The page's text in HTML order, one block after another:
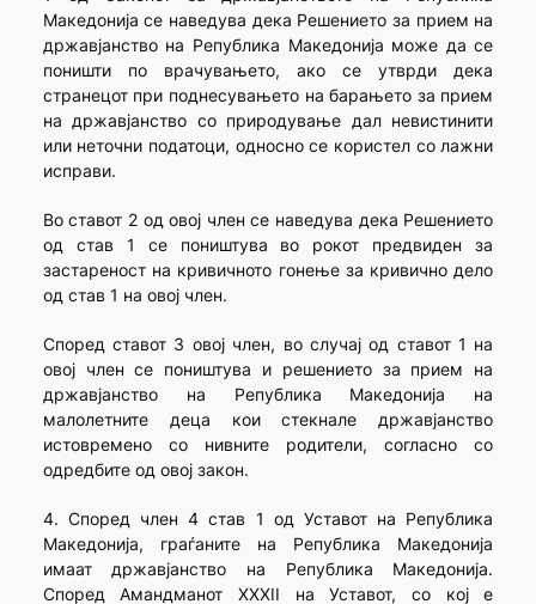
Македонија се наведува дека Решението за прием на
државјанство на Република Македонија може да се
поништи по врачувањето, ако се утврди дека
странецот при поднесувањето на барањето за прием
на државјанство со природување дал невистинити
или неточни податоци, односно се користел со лажни
исправи.
Во ставот 2 од овој член се наведува дека Решението
од став 1 се поништува во рокот предвиден за
застареност на кривичното гонење за кривично дело
од став 1 на овој член.
Според ставот 3 овој член, во случај од ставот 1 на
овој член се поништува и решението за прием на
државјанство на Република Македонија на
малолетните деца кои стекнале државјанство
истовремено со нивните родители, согласно со
одредбите од овој закон.
4. Според член 4 став 1 од Уставот на Република
Македонија, граѓаните на Република Македонија
имаат државјанство на Република Македонија.
Според Амандманот XXXII на Уставот, со кој е